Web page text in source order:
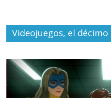
Videojuegos, el